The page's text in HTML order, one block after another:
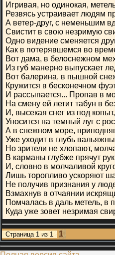
Игривая, но одинокая,
Резвясь устраивает людям
А ветер-друг, с неменьшим
Свистит в свою незримую
Одно видение сменяется
Как в потерявшемся во
Вот дама, в белоснежном
Из губ манерно выпускает
Вот балерина, в пышной
Кружится в бесконечном
И рассыпается... Пропав в
На смену ей летит табун в
И, высекая снег из под копыт,
Уносится на темный луг с
А в снежном море,
Уже уходит в глубь
Но зрители не хлопают,
В карманы глубже прячут
И, словно в молчаливой
Лишь торопливо ускоряют
Не получив признания у
Взмахнув в отчаянии
Помчалась в даль метель, в
Куда уже зовет незримая
Страница 1 из 1 1